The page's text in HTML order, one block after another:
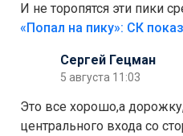
И не торопятся эти пики
Сергей Гецман
5 августа 11:03
Это все хорошо,а
центрального входа со